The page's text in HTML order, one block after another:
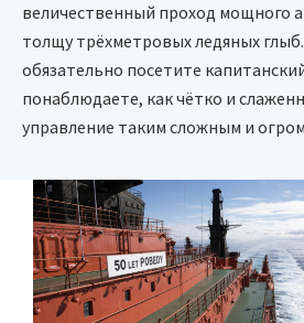
величественный проход мощного
толщу трёхметровых ледяных
обязательно посетите
понаблюдаете, как чётко и
управление таким сложным и